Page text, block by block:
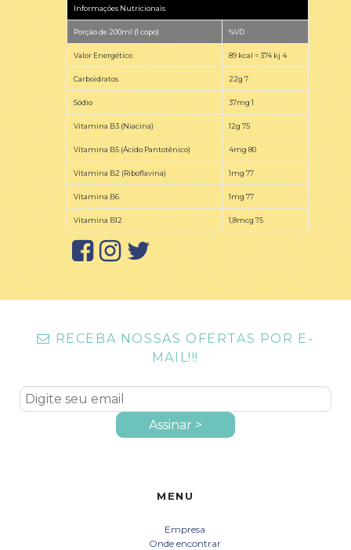
Informações Nutricionais
Porção de 200ml (1 copo) %VD
Valor Energético 89 kcal = 374 kj 4
Carboidratos 22g 7
Sódio 37mg 1
Vitamina B3 (Niacina) 12g 75
Vitamina B5 (Ácido Pantotênico) 4mg 80
Vitamina B2 (Riboflavina) 1mg 77
Vitamina B6 1mg 77
Vitamina B12 1,8mcg 75
RECEBA NOSSAS OFERTAS POR E-
MAIL!!!
MENU
Empresa
Onde encontrar